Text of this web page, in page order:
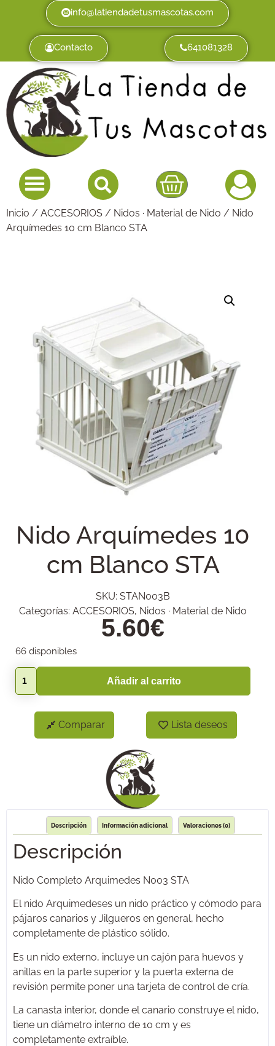
info@latiendadetusmascotas.com
Contacto 641081328
Inicio / ACCESORIOS / Nidos · Material de Nido / Nido
Arquímedes 10 cm Blanco STA
Nido Arquímedes 10
cm Blanco STA
SKU: STAN003B
Categorías: ACCESORIOS, Nidos · Material de Nido
5.60€
66 disponibles
Añadir al carrito
Comparar Lista deseos
Descripción Información adicional Valoraciones (0)
Descripción
Nido Completo Arquimedes N003 STA
El nido Arquimedeses un nido práctico y cómodo para
pájaros canarios y Jilgueros en general, hecho
completamente de plástico sólido.
Es un nido externo, incluye un cajón para huevos y
anillas en la parte superior y la puerta externa de
revisión permite poner una tarjeta de control de cría.
La canasta interior, donde el canario construye el nido,
tiene un diámetro interno de 10 cm y es
completamente extraíble.